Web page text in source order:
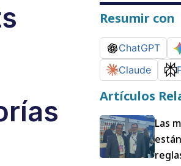
Resumir con
ChatGPT
Claude
Artículos
Las